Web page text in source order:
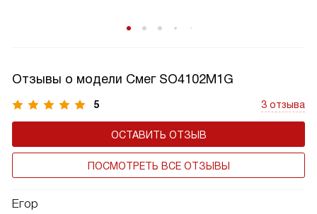
Отзывы о модели Смег SO4102M1G
5 3 отзыва
ОСТАВИТЬ ОТЗЫВ
ПОСМОТРЕТЬ ВСЕ ОТЗЫВЫ
Егор